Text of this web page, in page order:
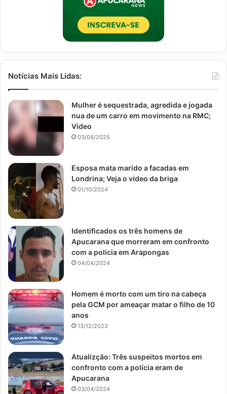
Notícias Mais Lidas:
Mulher é sequestrada, agredida e jogada
nua de um carro em movimento na RMC;
Vídeo
03/04/2025
Esposa mata marido a facadas em
Londrina; Veja o vídeo da briga
01/10/2024
Identificados os três homens de
Apucarana que morreram em confronto
com a polícia em Arapongas
04/04/2024
Homem é morto com um tiro na cabeça
pela GCM por ameaçar matar o filho de 10
anos
13/12/2023
Atualizção: Três suspeitos mortos em
confronto com a polícia eram de
Apucarana
03/04/2024